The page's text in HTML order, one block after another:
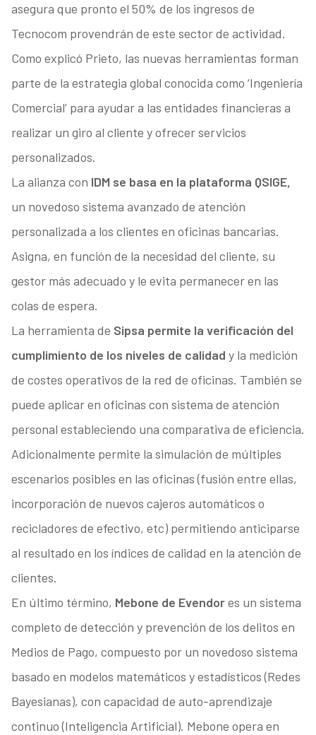
asegura que pronto el 50% de los ingresos de
Tecnocom provendrán de este sector de actividad.
Como explicó Prieto, las nuevas herramientas forman
parte de la estrategia global conocida como ‘Ingeniería
Comercial’ para ayudar a las entidades financieras a
realizar un giro al cliente y ofrecer servicios
personalizados.
La alianza con IDM se basa en la plataforma QSIGE,
un novedoso sistema avanzado de atención
personalizada a los clientes en oficinas bancarias.
Asigna, en función de la necesidad del cliente, su
gestor más adecuado y le evita permanecer en las
colas de espera.
La herramienta de Sipsa permite la verificación del
cumplimiento de los niveles de calidad y la medición
de costes operativos de la red de oficinas. También se
puede aplicar en oficinas con sistema de atención
personal estableciendo una comparativa de eficiencia.
Adicionalmente permite la simulación de múltiples
escenarios posibles en las oficinas (fusión entre ellas,
incorporación de nuevos cajeros automáticos o
recicladores de efectivo, etc) permitiendo anticiparse
al resultado en los índices de calidad en la atención de
clientes.
En último término, Mebone de Evendores un sistema
completo de detección y prevención de los delitos en
Medios de Pago, compuesto por un novedoso sistema
basado en modelos matemáticos y estadísticos (Redes
Bayesianas), con capacidad de auto-aprendizaje
continuo (Inteligencia Artificial). Mebone opera en